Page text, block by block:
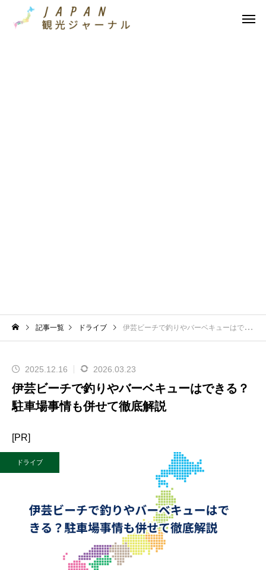
記事一覧 ドライブ 伊芸ビーチで釣りやバーベキューはできる？駐車場事情も併せて徹底解説
2025.12.16 2026.03.23
伊芸ビーチで釣りやバーベキューはできる？
駐車場事情も併せて徹底解説
[PR]
ドライブ